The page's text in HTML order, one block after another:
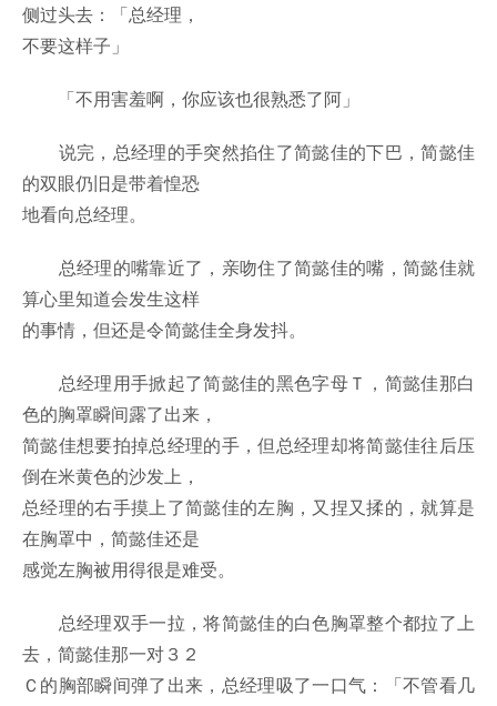
侧过头去：「总经理，
不要这样子」
「不用害羞啊，你应该也很熟悉了阿」
说完，总经理的手突然掐住了简懿佳的下巴，简懿佳
的双眼仍旧是带着惶恐
地看向总经理。
总经理的嘴靠近了，亲吻住了简懿佳的嘴，简懿佳就
算心里知道会发生这样
的事情，但还是令简懿佳全身发抖。
总经理用手掀起了简懿佳的黑色字母Ｔ，简懿佳那白
色的胸罩瞬间露了出来，
简懿佳想要拍掉总经理的手，但总经理却将简懿佳往后压
倒在米黄色的沙发上，
总经理的右手摸上了简懿佳的左胸，又捏又揉的，就算是
在胸罩中，简懿佳还是
感觉左胸被用得很是难受。
总经理双手一拉，将简懿佳的白色胸罩整个都拉了上
去，简懿佳那一对３２
Ｃ的胸部瞬间弹了出来，总经理吸了一口气：「不管看几